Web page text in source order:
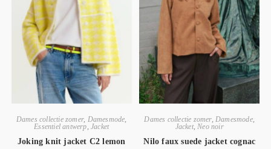
Dames collectie zomer, Damesmode,
Essentiel antwerp, Jacket
Joking knit jacket C2 lemon
Dames collectie zomer,Damesmode,
Jacket,Neo noir
Nilo faux suede jacket cognac